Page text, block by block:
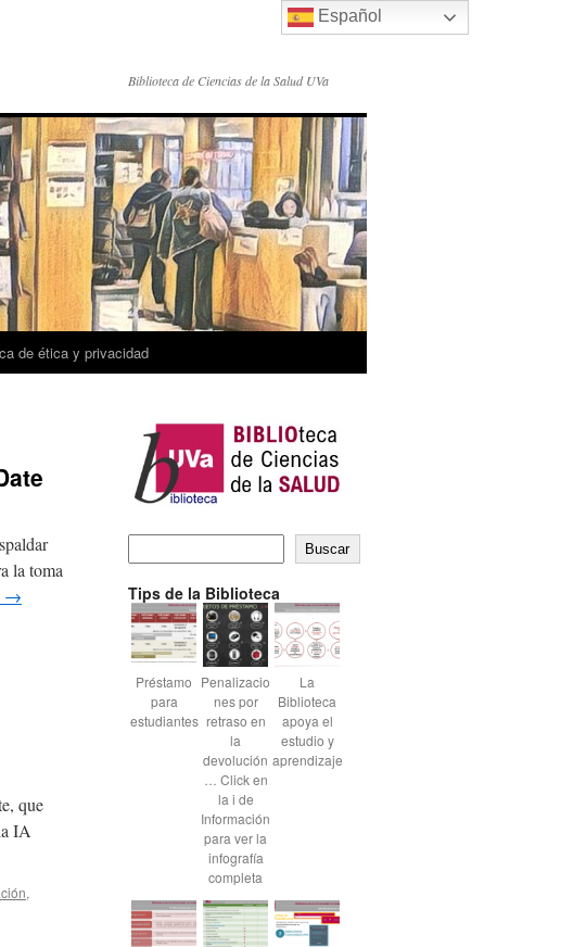
Biblioteca de Ciencias de la Salud UVa
de ética y privacidad
la toma
→
que
IA
,
Buscar
Tips de la Biblioteca
Préstamo
para
estudiantes
Penalizacio
nes por
retraso en
la
devolución
… Click en
la i de
Información
para ver la
infografía
completa
La
Biblioteca
apoya el
estudio y
aprendizaje
Español